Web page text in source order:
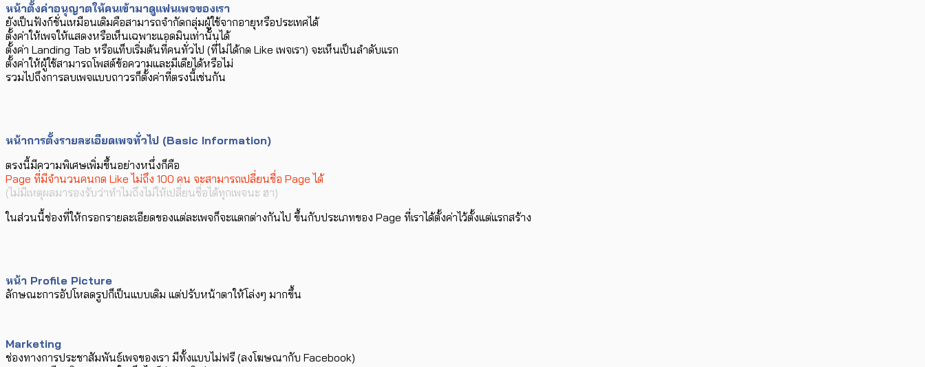
หน้าตั้งค่าอนุญาตให้คนเข้ามาดูแฟนเพจของเรา
ยังเป็นฟังก์ชั่นเหมือนเดิมคือสามารถจำกัดกลุ่มผู้ใช้จากอายุหรือประเทศได้
ตั้งค่าให้เพจให้แสดงหรือเห็นเฉพาะแอดมินเท่านั้นได้
ตั้งค่า Landing Tab หรือแท็บเริ่มต้นที่คนทั่วไป (ที่ไม่ได้กด Like เพจเรา) จะเห็นเป็นลำดับแรก
ตั้งค่าให้ผู้ใช้สามารถโพสต์ข้อความและมีเดียได้หรือไม่
รวมไปถึงการลบเพจแบบถาวรก็ตั้งค่าที่ตรงนี้เช่นกัน
หน้าการตั้งรายละเอียดเพจทั่วไป (Basic Information)
ตรงนี้มีความพิเศษเพิ่มขึ้นอย่างหนึ่งก็คือ
Page ที่มีจำนวนคนกด Like ไม่ถึง 100 คน จะสามารถเปลี่ยนชื่อ Page ได้
(ไม่มีเหตุผลมารองรับว่าทำไมถึงไม่ให้เปลี่ยนชื่อได้ทุกเพจนะ ฮา)
ในส่วนนี้ช่องที่ให้กรอกรายละเอียดของแต่ละเพจก็จะแตกต่างกันไป ขึ้นกับประเภทของ Page ที่เราได้ตั้งค่าไว้ตั้งแต่แรกสร้าง
หน้า Profile Picture
ลักษณะการอัปโหลดรูปก็เป็นแบบเดิม แต่ปรับหน้าตาให้โล่งๆ มากขึ้น
Marketing
ช่องทางการประชาสัมพันธ์เพจของเรา มีทั้งแบบไม่ฟรี (ลงโฆษณากับ Facebook)